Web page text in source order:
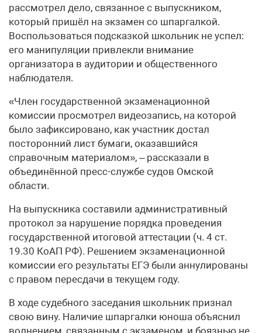
рассмотрел дело, связанное с выпускником,
который пришёл на экзамен со шпаргалкой.
Воспользоваться подсказкой школьник не успел:
его манипуляции привлекли внимание
организатора в аудитории и общественного
наблюдателя.
«Член государственной экзаменационной
комиссии просмотрел видеозапись, на которой
было зафиксировано, как участник достал
посторонний лист бумаги, оказавшийся
справочным материалом», – рассказали в
объединённой пресс-службе судов Омской
области.
На выпускника составили административный
протокол за нарушение порядка проведения
государственной итоговой аттестации (ч. 4 ст.
19.30 КоАП РФ). Решением экзаменационной
комиссии его результаты ЕГЭ были аннулированы
с правом пересдачи в текущем году.
В ходе судебного заседания школьник признал
свою вину. Наличие шпаргалки юноша объяснил
волнением, связанным с экзаменом, и боязнью не